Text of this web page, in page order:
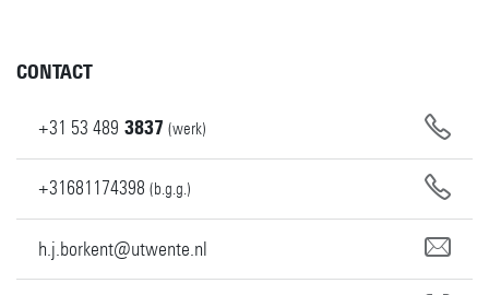
CONTACT
+31 53 489 3837 (werk)
+31681174398 (b.g.g.)
h.j.borkent@utwente.nl